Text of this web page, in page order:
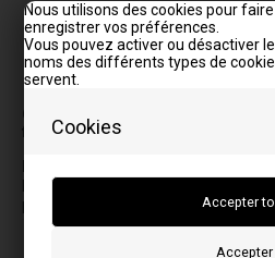
Cookies
Nous utilisons des cookies pour
enregistrer vos préférences.
Vous pouvez activer ou désactiver
noms des différents types de
servent.
Correspond aux modèles:NB.
fibre de verre et de la silicone.
Inserto 700